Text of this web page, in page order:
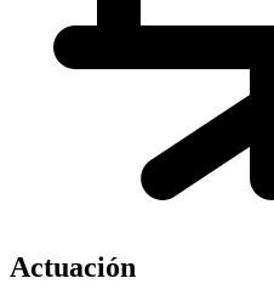
Actuación